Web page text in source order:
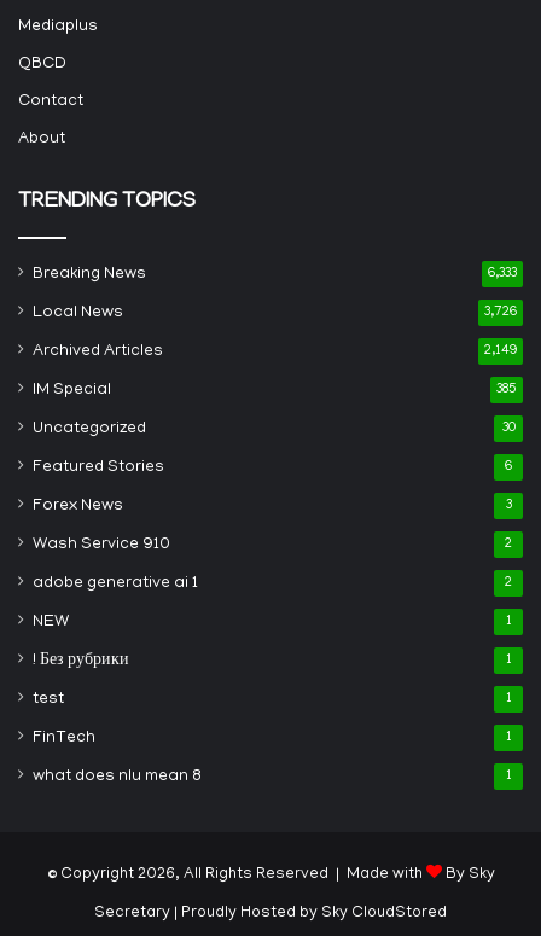
Mediaplus
QBCD
Contact
About
TRENDING TOPICS
Breaking News 6,333
Local News 3,726
Archived Articles 2,149
IM Special 385
Uncategorized 30
Featured Stories 6
Forex News 3
Wash Service 910 2
adobe generative ai 1 2
NEW 1
! Без рубрики 1
test 1
FinTech 1
what does nlu mean 8 1
© Copyright 2026, All Rights Reserved | Made with By Sky
Secretary | Proudly Hosted by Sky CloudStored